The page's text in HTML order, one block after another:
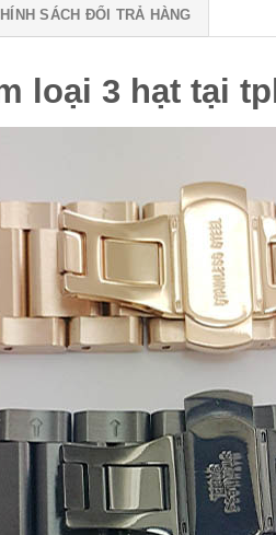
SÁCH ĐỔI TRẢ HÀNG
loại 3 hạt tại